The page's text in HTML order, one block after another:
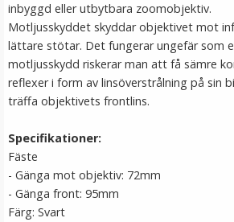
69 kr
LÄGG I VARUKORG
inbyggd eller utbytbara zoomobjektiv.
Motljusskyddet skyddar objektivet mot
lättare stötar. Det fungerar ungefär som
motljusskydd riskerar man att få sämre
reflexer i form av linsöverstrålning på sin
träffa objektivets frontlins.
Specifikationer:
Fäste
- Gänga mot objektiv: 72mm
- Gänga front: 95mm
Färg: Svart